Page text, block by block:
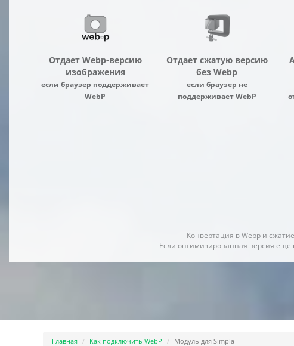
Отдает Webp-версию
изображения
если браузер поддерживает
WebP
Отдает сжатую версию
без Webp
если браузер не
поддерживает WebP
Конвертация в Webp и
Если оптимизированная версия еще
Главная Как подключить WebP Модуль для Simpla